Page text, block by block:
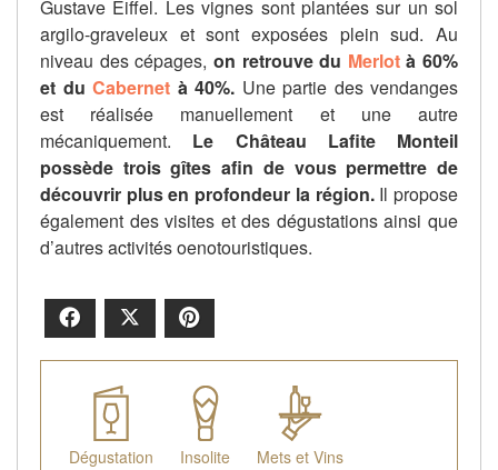
Gustave Eiffel. Les vignes sont plantées sur un sol
argilo-graveleux et sont exposées plein sud. Au
niveau des cépages, on retrouve du Merlotà 60%
et du Cabernet à 40%. Une partie des vendanges
est réalisée manuellement et une autre
mécaniquement. Le Château Lafite Monteil
possède trois gîtes afin de vous permettre de
découvrir plus en profondeur la région.Il propose
également des visites et des dégustations ainsi que
d’autres activités oenotouristiques.
Facebook
Dégustation Insolite Mets et Vins